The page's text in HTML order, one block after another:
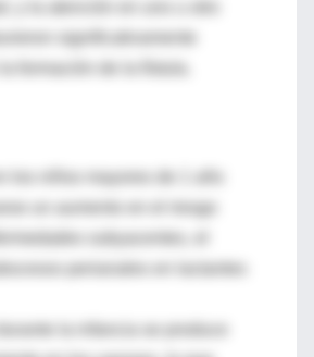
significativamente
los niños mayores de 1 año
un aumento en el riesgo